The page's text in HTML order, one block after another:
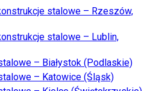
stalowe – Rzeszów,
stalowe – Lublin,
– Białystok (Podlaskie)
– Katowice (Śląsk)